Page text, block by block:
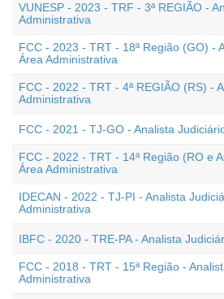
VUNESP - 2023 - TRF - 3ª REGIÃO -
Administrativa
FCC - 2023 - TRT - 18ª Região (GO) -
Área Administrativa
FCC - 2022 - TRT - 4ª REGIÃO (RS) -
Administrativa
FCC - 2021 - TJ-GO - Analista
FCC - 2022 - TRT - 14ª Região (RO e
Área Administrativa
IDECAN - 2022 - TJ-PI - Analista
Administrativa
IBFC - 2020 - TRE-PA - Analista
FCC - 2018 - TRT - 15ª Região -
Administrativa